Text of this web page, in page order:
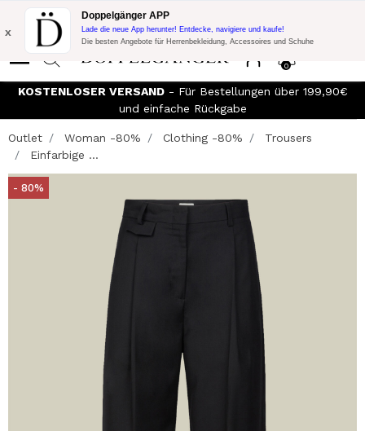
Blitzangebot:
10% Extra-Rabatt auf 300€ Einkauf mit Code:
DOPPEL300
0
x
Doppelgänger APP
Lade die neue App herunter! Entdecke, navigiere und kaufe!
Die besten Angebote für Herrenbekleidung, Accessoires und Schuhe
KOSTENLOSER VERSAND- Für Bestellungen über 199,90€
und einfache Rückgabe
Outlet Woman -80% Clothing -80%
Trousers
Einfarbige ...
- 80%